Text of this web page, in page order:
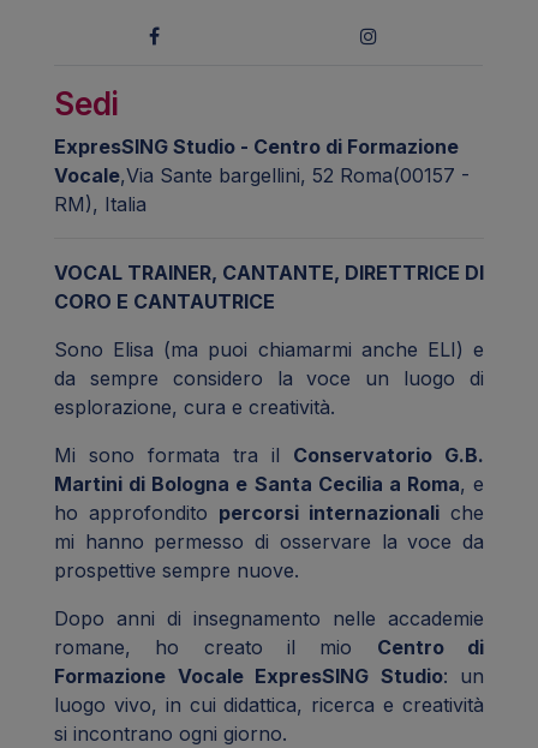
Sedi
ExpresSING Studio - Centro di Formazione
Vocale,Via Sante bargellini, 52 Roma(00157 -
RM), Italia
VOCAL TRAINER, CANTANTE, DIRETTRICE DI
CORO E CANTAUTRICE
Sono Elisa (ma puoi chiamarmi anche ELI) e
da sempre considero la voce un luogo di
esplorazione, cura e creatività.
Mi sono formata tra il Conservatorio G.B.
Martini di Bologna e Santa Cecilia a Roma, e
ho approfondito percorsi internazionaliche
mi hanno permesso di osservare la voce da
prospettive sempre nuove.
Dopo anni di insegnamento nelle accademie
romane, ho creato il mio Centro di
Formazione Vocale ExpresSING Studio: un
luogo vivo, in cui didattica, ricerca e creatività
si incontrano ogni giorno.